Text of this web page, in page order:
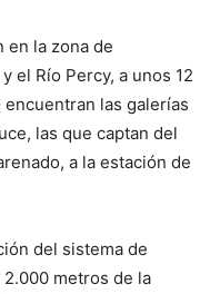
en la zona de
el Río Percy, a unos 12
las galerías
las que captan del
a la estación de
del sistema de
metros de la